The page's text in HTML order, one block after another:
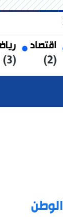
اقتصاد
(2)
(3)
الوطن